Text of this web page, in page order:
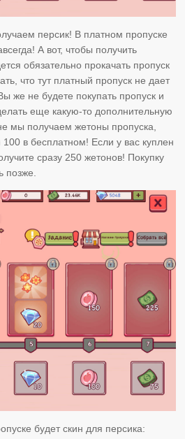
персик! В платном пропуске
А вот, чтобы получить
обязательно прокачать пропуск
что тут платный пропуск не дает
же не будете покупать пропуск и
еще какую-то дополнительную
мы получаем жетоны пропуска,
в бесплатном! Если у вас куплен
сразу 250 жетонов! Покупку
позже.
будет скин для персика: